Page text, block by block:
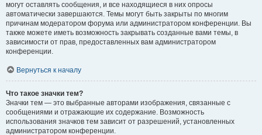
могут оставлять сообщения, и все находящиеся в них опросы
автоматически завершаются. Темы могут быть закрыты по многим
причинам модератором форума или администратором конференции. Вы
также можете иметь возможность закрывать созданные вами темы, в
зависимости от прав, предоставленных вам администратором
конференции.
Вернуться к началу
Что такое значки тем?
Значки тем — это выбранные авторами изображения, связанные с
сообщениями и отражающие их содержание. Возможность
использования значков тем зависит от разрешений, установленных
администратором конференции.